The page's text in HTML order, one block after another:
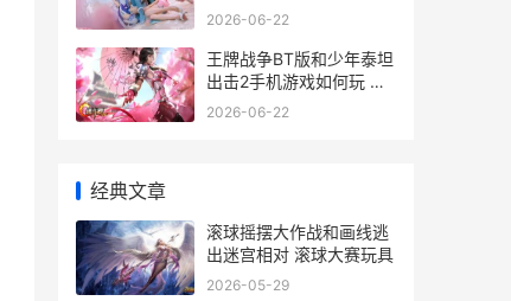
吗
2026-06-22
王牌战争BT版和少年泰坦
出击2手机游戏如何玩 王
牌战争好不好玩
2026-06-22
经典文章
滚球摇摆大作战和画线逃
出迷宫相对 滚球大赛玩具
2026-05-29